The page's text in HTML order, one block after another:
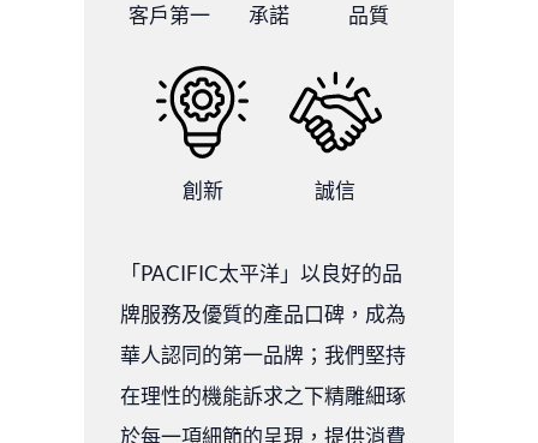
客戶第一 承諾 品質
創新 誠信
「PACIFIC太平洋」以良好的品
牌服務及優質的產品口碑，成為
華人認同的第一品牌；我們堅持
在理性的機能訴求之下精雕細琢
於每一項細節的呈現，提供消費